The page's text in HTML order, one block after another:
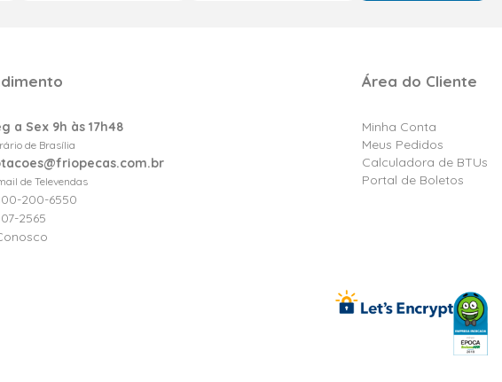
a Sex 9h às 17h48
de Brasília
de Televendas
200-6550
2565
Área do Cliente
Minha Conta
Meus Pedidos
Calculadora de BTUs
Portal de Boletos